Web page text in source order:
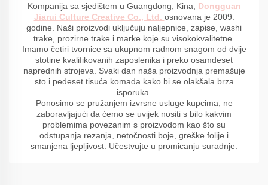
Kompanija sa sjedištem u Guangdong, Kina, Dongguan
Jiarui Culture Creative Co., Ltd. osnovana je 2009.
godine. Naši proizvodi uključuju naljepnice, zapise, washi
trake, prozirne trake i marke koje su visokokvalitetne.
Imamo četiri tvornice sa ukupnom radnom snagom od dvije
stotine kvalifikovanih zaposlenika i preko osamdeset
naprednih strojeva. Svaki dan naša proizvodnja premašuje
sto i pedeset tisuća komada kako bi se olakšala brza
isporuka.
Ponosimo se pružanjem izvrsne usluge kupcima, ne
zaboravljajući da ćemo se uvijek nositi s bilo kakvim
problemima povezanim s proizvodom kao što su
odstupanja rezanja, netočnosti boje, greške folije i
smanjena ljepljivost. Učestvujte u promicanju suradnje.